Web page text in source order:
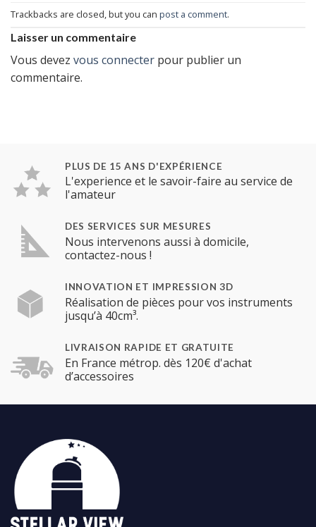
Trackbacks are closed, but you can post a comment.
Laisser un commentaire
Vous devez vous connecter pour publier un
commentaire.
PLUS DE 15 ANS D'EXPÉRIENCE
L'experience et le savoir-faire au service de
l'amateur
DES SERVICES SUR MESURES
Nous intervenons aussi à domicile,
contactez-nous !
INNOVATION ET IMPRESSION 3D
Réalisation de pièces pour vos instruments
jusqu’à 40cm³.
LIVRAISON RAPIDE ET GRATUITE
En France métrop. dès 120€ d'achat
d’accessoires